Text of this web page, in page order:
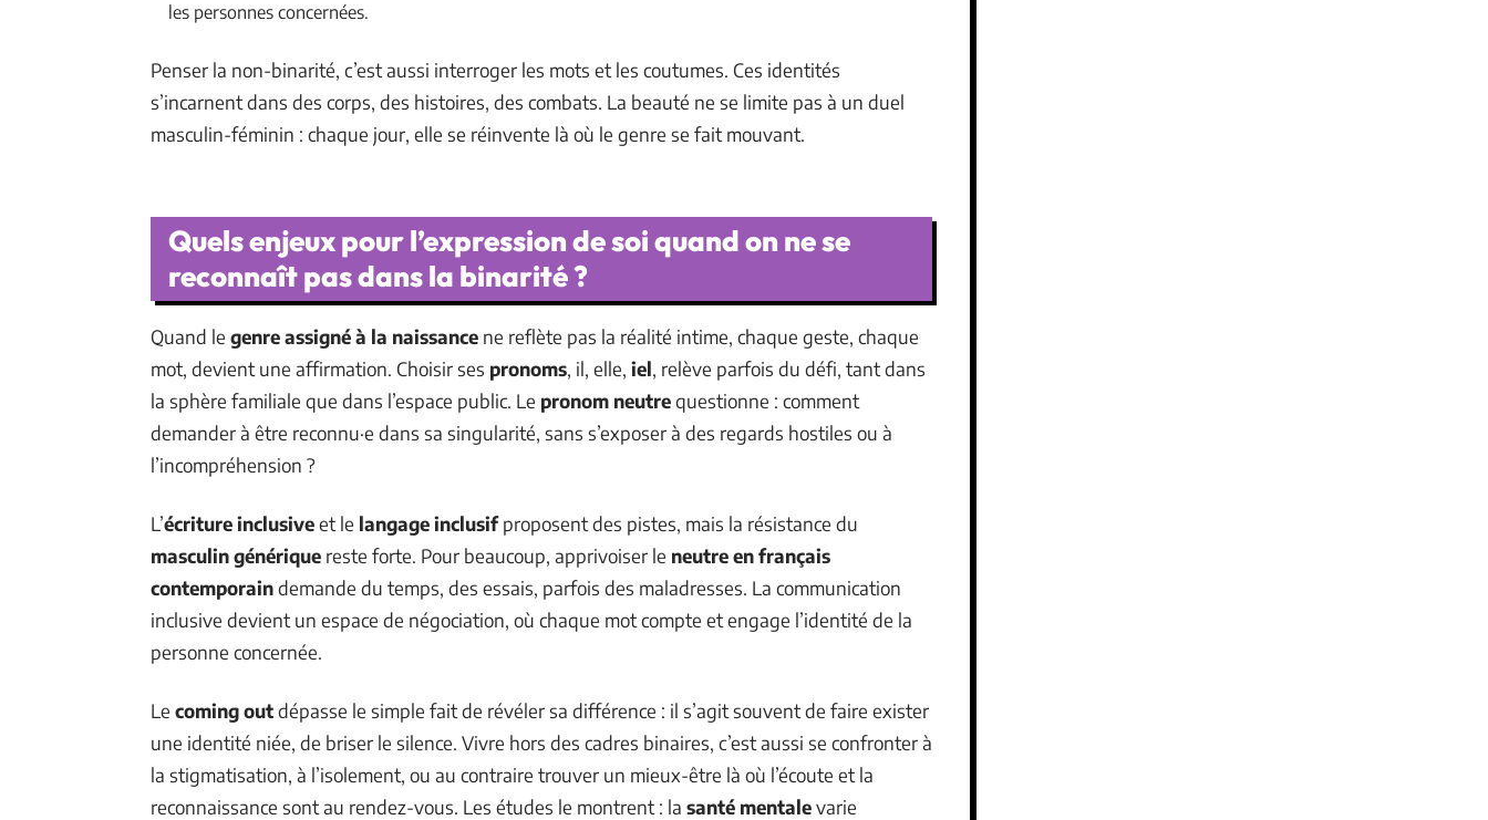
les personnes concernées.
Penser la non-binarité, c’est aussi interroger les mots et les coutumes. Ces identités
s’incarnent dans des corps, des histoires, des combats. La beauté ne se limite pas à un duel
masculin-féminin : chaque jour, elle se réinvente là où le genre se fait mouvant.
Quels enjeux pour l’expression de soi quand on ne se
reconnaît pas dans la binarité ?
Quand le genre assigné à la naissance ne reflète pas la réalité intime, chaque geste, chaque
mot, devient une affirmation. Choisir ses pronoms, il, elle, iel, relève parfois du défi, tant dans
la sphère familiale que dans l’espace public. Le pronom neutrequestionne : comment
demander à être reconnu·e dans sa singularité, sans s’exposer à des regards hostiles ou à
l’incompréhension ?
L’écriture inclusiveet le langage inclusifproposent des pistes, mais la résistance du
masculin générique reste forte. Pour beaucoup, apprivoiser le neutre en français
contemporaindemande du temps, des essais, parfois des maladresses. La communication
inclusive devient un espace de négociation, où chaque mot compte et engage l’identité de la
personne concernée.
Le coming outdépasse le simple fait de révéler sa différence : il s’agit souvent de faire exister
une identité niée, de briser le silence. Vivre hors des cadres binaires, c’est aussi se confronter à
la stigmatisation, à l’isolement, ou au contraire trouver un mieux-être là où l’écoute et la
reconnaissance sont au rendez-vous. Les études le montrent : la santé mentalevarie